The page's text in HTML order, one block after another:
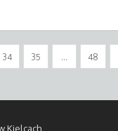
34 35 … 48
Kielcach